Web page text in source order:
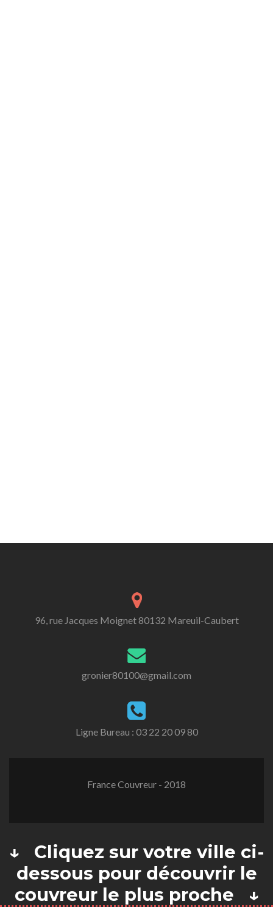
96, rue Jacques Moignet 80132 Mareuil-Caubert
gronier80100@gmail.com
Ligne Bureau : 03 22 20 09 80
France Couvreur - 2018
↓ Cliquez sur votre ville ci-
dessous pour découvrir le
couvreur le plus proche ↓